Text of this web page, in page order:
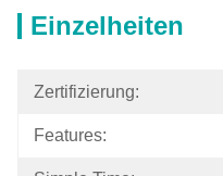
Einzelheiten
Zertifizierung:
Features: